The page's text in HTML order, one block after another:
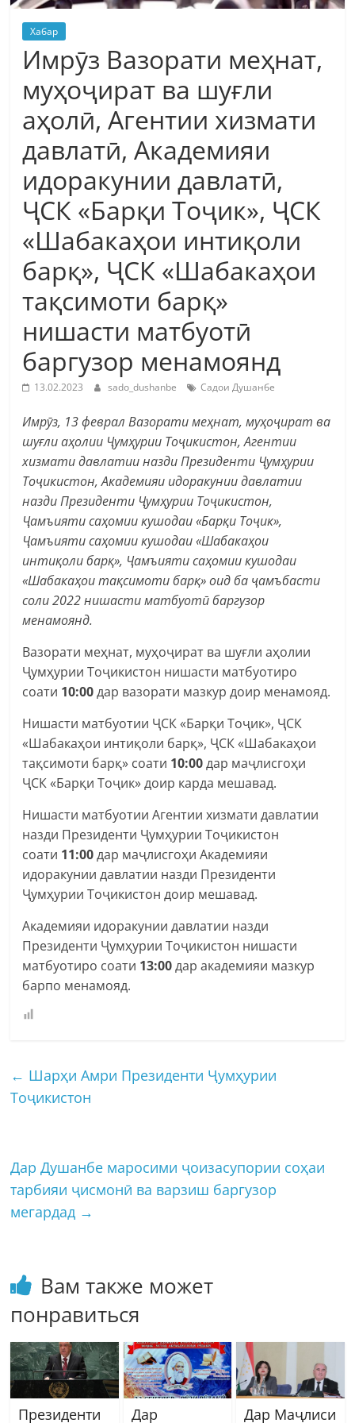
Хабар
Имрӯз Вазорати меҳнат,
муҳоҷират ва шуғли
аҳолӣ, Агентии хизмати
давлатӣ, Академияи
идоракунии давлатӣ,
ҶСК «Барқи Тоҷик», ҶСК
«Шабакаҳои интиқоли
барқ», ҶСК «Шабакаҳои
тақсимоти барқ»
нишасти матбуотӣ
баргузор менамоянд
13.02.2023 sado_dushanbe Садои Душанбе
Имрӯз, 13 феврал Вазорати меҳнат, муҳоҷират ва
шуғли аҳолии Ҷумҳурии Тоҷикистон, Агентии
хизмати давлатии назди Президенти Ҷумҳурии
Тоҷикистон, Академияи идоракунии давлатии
назди Президенти Ҷумҳурии Тоҷикистон,
Ҷамъияти саҳомии кушодаи «Барқи Тоҷик»,
Ҷамъияти саҳомии кушодаи «Шабакаҳои
интиқоли барқ», Ҷамъияти саҳомии кушодаи
«Шабакаҳои тақсимоти барқ» оид ба ҷамъбасти
соли 2022 нишасти матбуотӣ баргузор
менамоянд.
Вазорати меҳнат, муҳоҷират ва шуғли аҳолии
Ҷумҳурии Тоҷикистон нишасти матбуотиро
соати 10:00дар вазорати мазкур доир менамояд.
Нишасти матбуотии ҶСК «Барқи Тоҷик», ҶСК
«Шабакаҳои интиқоли барқ», ҶСК «Шабакаҳои
тақсимоти барқ» соати 10:00дар маҷлисгоҳи
ҶСК «Барқи Тоҷик» доир карда мешавад.
Нишасти матбуотии Агентии хизмати давлатии
назди Президенти Ҷумҳурии Тоҷикистон
соати 11:00дар маҷлисгоҳи Академияи
идоракунии давлатии назди Президенти
Ҷумҳурии Тоҷикистон доир мешавад.
Академияи идоракунии давлатии назди
Президенти Ҷумҳурии Тоҷикистон нишасти
матбуотиро соати 13:00дар академияи мазкур
барпо менамояд.
← Шарҳи Амри Президенти Ҷумҳурии
Тоҷикистон
Дар Душанбе маросими ҷоизасупории соҳаи
тарбияи ҷисмонӣ ва варзиш баргузор
мегардад →
Вам также может
понравиться
Президенти
Дар
Дар Маҷлиси